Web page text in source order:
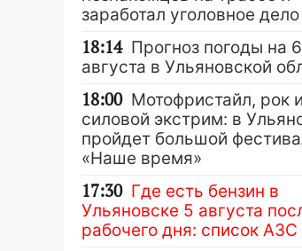
заработал уголовное дело
18:14 Прогноз погоды на 6
августа в Ульяновской
18:00 Мотофристайл, рок и
силовой экстрим: в
пройдет большой
«Наше время»
17:30 Где есть бензин в
Ульяновске 5 августа
рабочего дня: список АЗС